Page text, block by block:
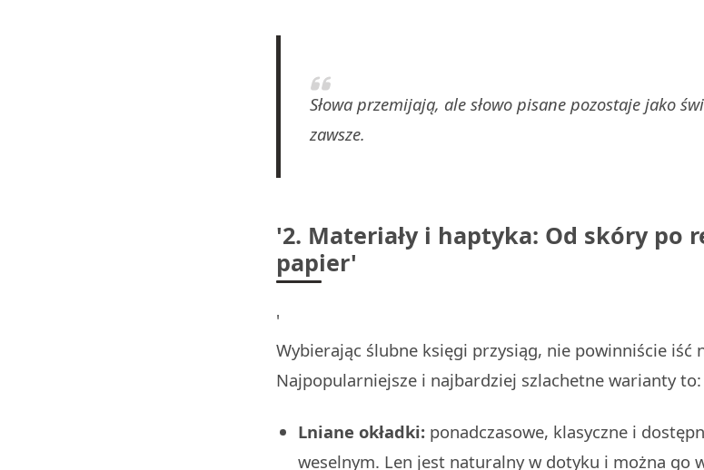
Słowa przemijają, ale słowo pisane pozostaje jako
zawsze.
'2. Materiały i haptyka: Od skóry po
papier'
'
Wybierając ślubne księgi przysiąg, nie powinniście iść
Najpopularniejsze i najbardziej szlachetne warianty to:
Lniane okładki: ponadczasowe, klasyczne i
weselnym. Len jest naturalny w dotyku i można go